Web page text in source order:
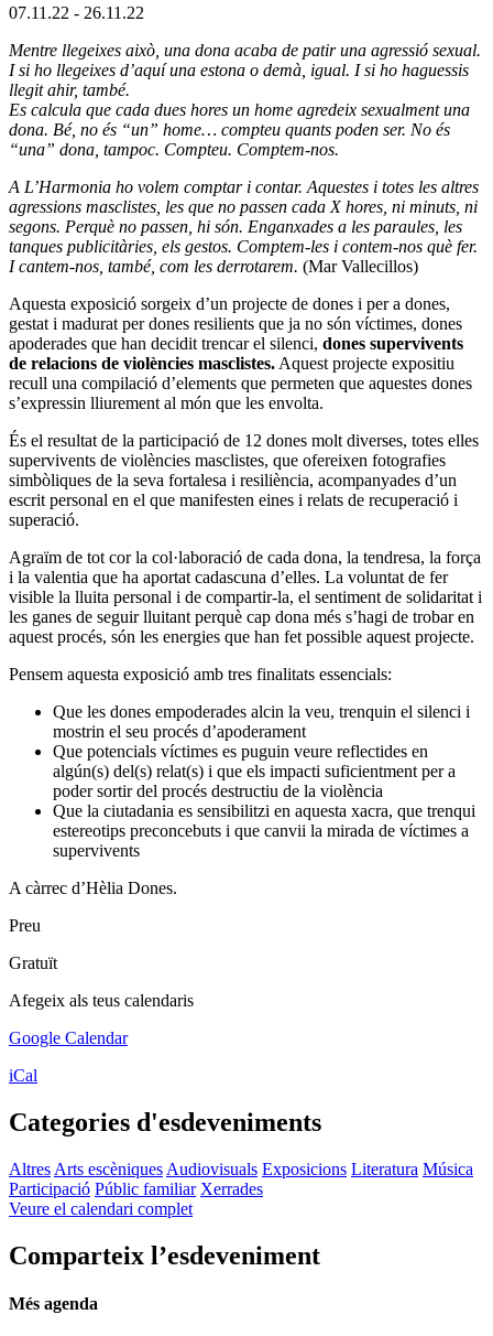
07.11.22 - 26.11.22
Mentre llegeixes això, una dona acaba de patir una agressió sexual.
I si ho llegeixes d’aquí una estona o demà, igual. I si ho haguessis
llegit ahir, també.
Es calcula que cada dues hores un home agredeix sexualment una
dona. Bé, no és “un” home… compteu quants poden ser. No és
“una” dona, tampoc. Compteu. Comptem-nos.
A L’Harmonia ho volem comptar i contar. Aquestes i totes les altres
agressions masclistes, les que no passen cada X hores, ni minuts, ni
segons. Perquè no passen, hi són. Enganxades a les paraules, les
tanques publicitàries, els gestos. Comptem-les i contem-nos què fer.
I cantem-nos, també, com les derrotarem. (Mar Vallecillos)
Aquesta exposició sorgeix d’un projecte de dones i per a dones,
gestat i madurat per dones resilients que ja no són víctimes, dones
apoderades que han decidit trencar el silenci, dones supervivents
de relacions de violències masclistes. Aquest projecte expositiu
recull una compilació d’elements que permeten que aquestes dones
s’expressin lliurement al món que les envolta.
És el resultat de la participació de 12 dones molt diverses, totes elles
supervivents de violències masclistes, que ofereixen fotografies
simbòliques de la seva fortalesa i resiliència, acompanyades d’un
escrit personal en el que manifesten eines i relats de recuperació i
superació.
Agraïm de tot cor la col·laboració de cada dona, la tendresa, la força
i la valentia que ha aportat cadascuna d’elles. La voluntat de fer
visible la lluita personal i de compartir-la, el sentiment de solidaritat i
les ganes de seguir lluitant perquè cap dona més s’hagi de trobar en
aquest procés, són les energies que han fet possible aquest projecte.
Pensem aquesta exposició amb tres finalitats essencials:
Que les dones empoderades alcin la veu, trenquin el silenci i
mostrin el seu procés d’apoderament
Que potencials víctimes es puguin veure reflectides en
algún(s) del(s) relat(s) i que els impacti suficientment per a
poder sortir del procés destructiu de la violència
Que la ciutadania es sensibilitzi en aquesta xacra, que trenqui
estereotips preconcebuts i que canvii la mirada de víctimes a
supervivents
A càrrec d’Hèlia Dones.
Preu
Gratuït
Afegeix als teus calendaris
Google Calendar
iCal
Categories d'esdeveniments
Altres Arts escèniques Audiovisuals Exposicions Literatura Música
Participació Públic familiar Xerrades
Veure el calendari complet
Comparteix l’esdeveniment
Més agenda